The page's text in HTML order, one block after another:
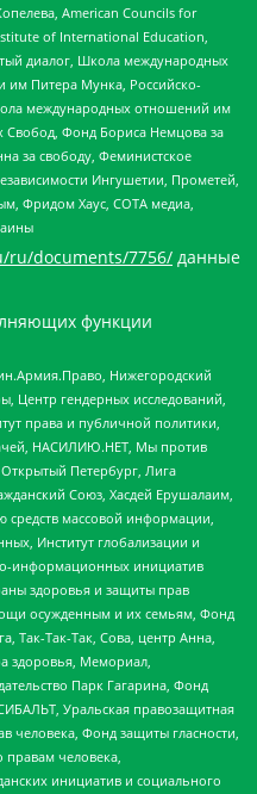
American Councils for
of International Education,
диалог, Школа международных
им Питера Мунка, Российско-
международных отношений им
Свобод, Фонд Бориса Немцова за
за свободу, Феминистское
Ингушетии, Прометей,
Фридом Хаус, СОТА медиа,
ru/documents/7756/ данные
функции
Нижегородский
Центр гендерных исследований,
права и публичной политики,
НАСИЛИЮ.НЕТ, Мы против
Петербург, Лига
Союз, Хасдей Ерушалаим,
средств массовой информации,
Институт глобализации и
информационных инициатив
здоровья и защиты прав
осужденным и их семьям, Фонд
Так-Так-Так, Сова, центр Анна,
здоровья, Мемориал,
Парк Гагарина, Фонд
Уральская правозащитная
человека, Фонд защиты гласности,
правам человека,
инициатив и социального